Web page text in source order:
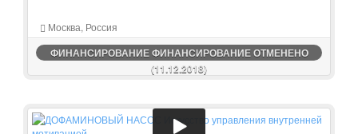
Москва, Россия
ФИНАНСИРОВАНИЕ ФИНАНСИРОВАНИЕ ОТМЕНЕНО
(11.12.2018)